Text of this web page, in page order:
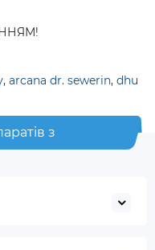
, arcana dr. sewerin, dhu
з